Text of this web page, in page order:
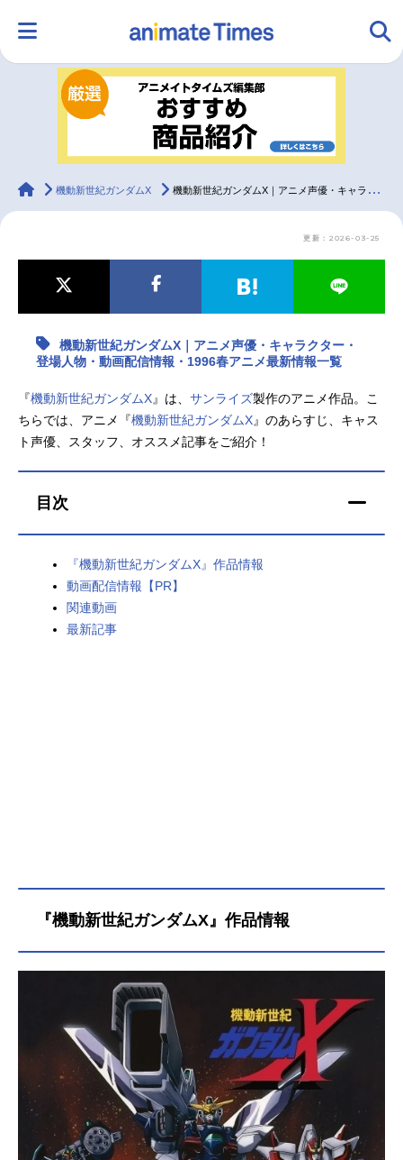
ランキング アニメ
ラジオ みんなの声
最新記事一覧
アニメ記事一覧 声優記事一覧
アニメ映画一覧 実写化映画一覧
今期アニメ曜日別一覧
春アニメ
男性声優/女性声優一覧
animateTimes
機動新世紀ガンダムX 機動新世紀ガンダムX｜アニメ声優・キャラクター・登場人物・動画配信情報・1996春アニメ最新情報一覧
更新：2026-03-25
機動新世紀ガンダムX｜アニメ声優・キャラクター・
登場人物・動画配信情報・1996春アニメ最新情報一覧
『機動新世紀ガンダムX』は、 サンライズ製作のアニメ作品。こ
ちらでは、アニメ『機動新世紀ガンダムX』のあらすじ、キャス
ト声優、スタッフ、オススメ記事をご紹介！
目次
『機動新世紀ガンダムX』作品情報
動画配信情報【PR】
関連動画
最新記事
『機動新世紀ガンダムX』作品情報